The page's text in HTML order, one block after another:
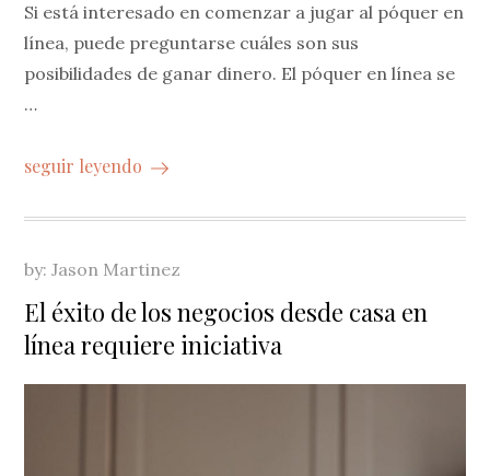
Si está interesado en comenzar a jugar al póquer en
línea, puede preguntarse cuáles son sus
posibilidades de ganar dinero. El póquer en línea se
…
seguir leyendo
by:Jason Martinez
El éxito de los negocios desde casa en
línea requiere iniciativa